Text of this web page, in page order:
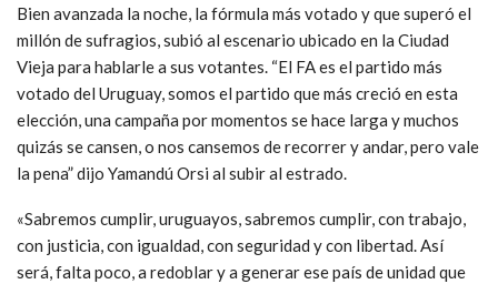
Bien avanzada la noche, la fórmula más votado y que superó el
millón de sufragios, subió al escenario ubicado en la Ciudad
Vieja para hablarle a sus votantes. “El FA es el partido más
votado del Uruguay, somos el partido que más creció en esta
elección, una campaña por momentos se hace larga y muchos
quizás se cansen, o nos cansemos de recorrer y andar, pero vale
la pena” dijo Yamandú Orsi al subir al estrado.
«Sabremos cumplir, uruguayos, sabremos cumplir, con trabajo,
con justicia, con igualdad, con seguridad y con libertad. Así
será, falta poco, a redoblar y a generar ese país de unidad que